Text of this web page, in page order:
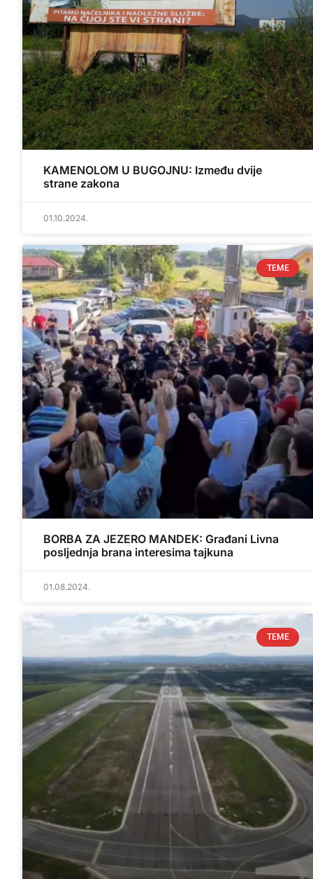
KAMENOLOM U BUGOJNU: Između dvije
strane zakona
01.10.2024.
TEME
BORBA ZA JEZERO MANDEK: Građani Livna
posljednja brana interesima tajkuna
01.08.2024.
TEME